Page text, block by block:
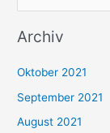
c
n
n
Archiv
Oktober 2021
September 2021
August 2021